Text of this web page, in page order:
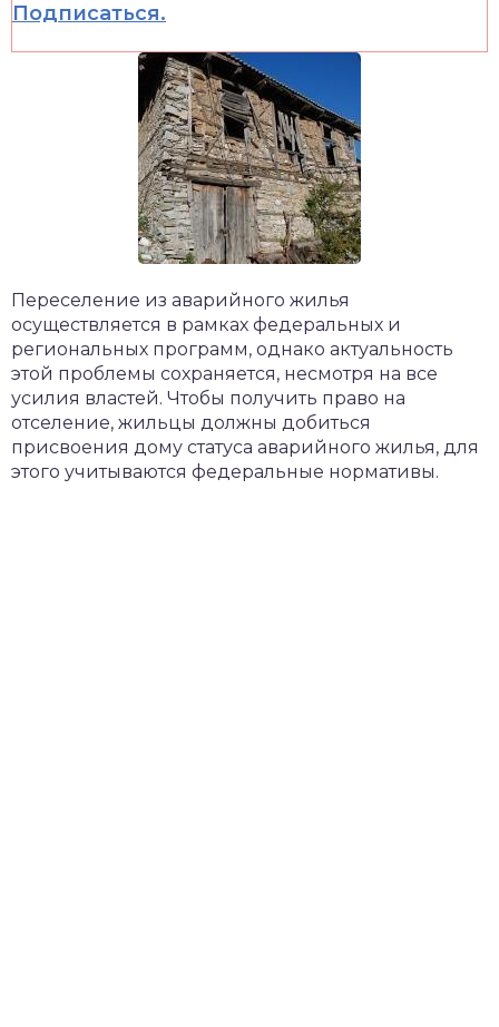
Подписаться.
Переселение из аварийного жилья
осуществляется в рамках федеральных и
региональных программ, однако актуальность
этой проблемы сохраняется, несмотря на все
усилия властей. Чтобы получить право на
отселение, жильцы должны добиться
присвоения дому статуса аварийного жилья, для
этого учитываются федеральные нормативы.